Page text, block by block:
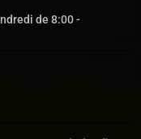
de 8:00 -